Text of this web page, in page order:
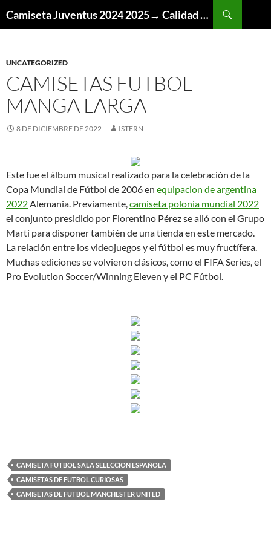
Camiseta Juventus 2024 2025→ Calidad Thai AAA
UNCATEGORIZED
CAMISETAS FUTBOL
MANGA LARGA
8 DE DICIEMBRE DE 2022 ISTERN
Este fue el álbum musical realizado para la celebración de la
Copa Mundial de Fútbol de 2006 en equipacion de argentina
2022Alemania. Previamente,camiseta polonia mundial 2022
el conjunto presidido por Florentino Pérez se alió con el Grupo
Martí para disponer también de una tienda en este mercado.
La relación entre los videojuegos y el fútbol es muy fructífera.
Muchas ediciones se volvieron clásicos, como el FIFA Series, el
Pro Evolution Soccer/Winning Eleven y el PC Fútbol.
CAMISETA FUTBOL SALA SELECCION ESPAÑOLA
CAMISETAS DE FUTBOL CURIOSAS
CAMISETAS DE FUTBOL MANCHESTER UNITED